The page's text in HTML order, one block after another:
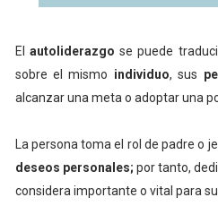
¿CÓMO SE
¿CÓMO
¿CÓMO
QUÉ ES LA
El autoliderazgo se puede
sobre el mismo individuo, sus
alcanzar una meta o adoptar una
La persona toma el rol de padre o
deseos personales; por tanto,
considera importante o vital para su